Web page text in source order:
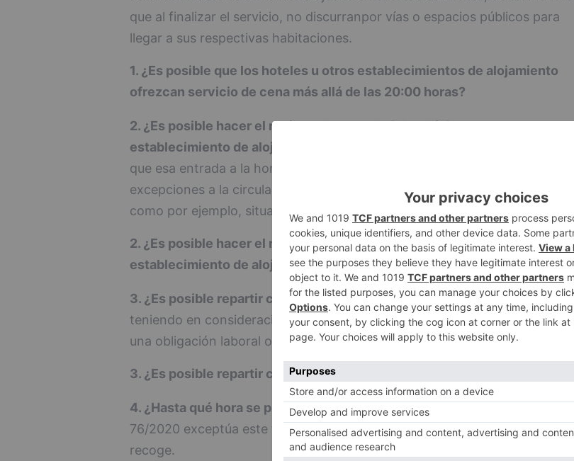
que al finalizar el servicio, no discurranpor vías o espacios públicos para
llegar a sus respectivas habitaciones.
1. ¿Es posible que los hoteles u otros establecimientos de alojamiento
ofrezcan servicio de cena más allá de las 20:00 horas?
2. ¿Es posible hacer el registro de entrada (check in) en un
establecimiento de alojamiento más allá de las 20:00 horas?
que esa entrada a la hora indicada esté motivada por alguna de las
excepciones a la circulación en horario nocturno que se contemplan,
como por ejemplo, situación de necesidad.
2. ¿Es posible hacer el registro de entrada (check in) en un
establecimiento de alojamiento más allá de las 20:00 horas?
3. ¿Es posible repartir comida a domicilio más allá de las 20:00 horas?Sí,
teniendo en consideración que las personas que reparte está realizando
una obligación laboral o profesional.
3. ¿Es posible repartir comida a domicilio más allá de las 20:00 horas?
4. ¿Hasta qué hora se puede repartir comida a domicilio?
76/2020 exceptúa este tipo servicio de las limitaciones horarias que
recoge.